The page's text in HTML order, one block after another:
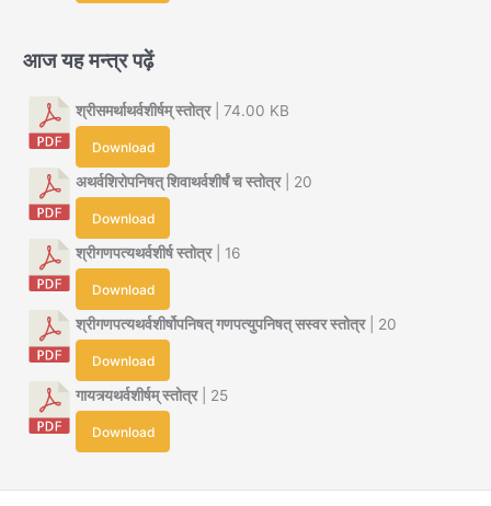
आज यह मन्त्र पढ़ें
श्रीसमर्थाथर्वशीर्षम् स्तोत्र| 74.00 KB
Download
अथर्वशिरोपनिषत् शिवाथर्वशीर्षं च स्तोत्र| 20
Download
श्रीगणपत्यथर्वशीर्ष स्तोत्र| 16
Download
श्रीगणपत्यथर्वशीर्षोपनिषत् गणपत्युपनिषत् सस्वर स्तोत्र| 20
Download
गायत्र्यथर्वशीर्षम् स्तोत्र| 25
Download